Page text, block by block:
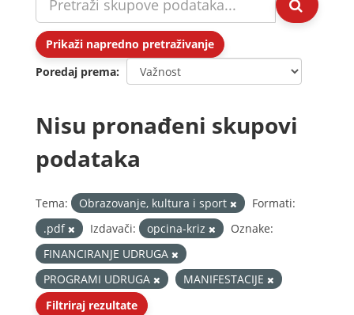
Prikaži napredno pretraživanje
Poredaj prema
Nisu pronađeni skupovi
podataka
Tema: Obrazovanje, kultura i sport
Formati:
.pdf
Izdavači: opcina-kriz
Oznake:
FINANCIRANJE UDRUGA
PROGRAMI UDRUGA
MANIFESTACIJE
Filtriraj rezultate